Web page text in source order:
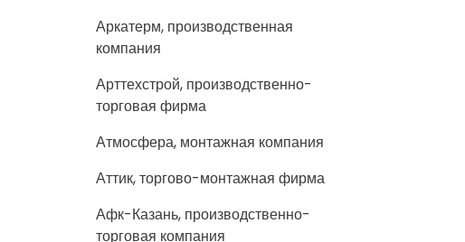
Аркатерм, производственная
компания
Арттехстрой, производственно-
торговая фирма
Атмосфера, монтажная компания
Аттик, торгово-монтажная фирма
Афк-Казань, производственно-
торговая компания